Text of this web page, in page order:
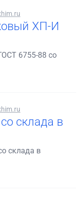
ХП-И
6755-88 со
склада в
склада в